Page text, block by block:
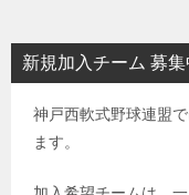
ビ
ゲ
新規加入チーム 募集
神戸西軟式野球連盟
ます。